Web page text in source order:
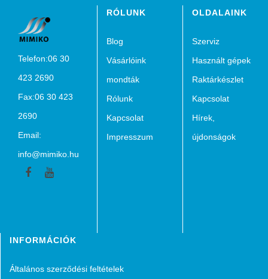
Telefon:06 30
423 2690
Fax:06 30 423
2690
Email:
info@mimiko.hu
RÓLUNK
Blog
Vásárlóink
mondták
Rólunk
Kapcsolat
Impresszum
OLDALAINK
Szerviz
Használt gépek
Raktárkészlet
Kapcsolat
Hírek,
újdonságok
INFORMÁCIÓK
Általános szerződési feltételek